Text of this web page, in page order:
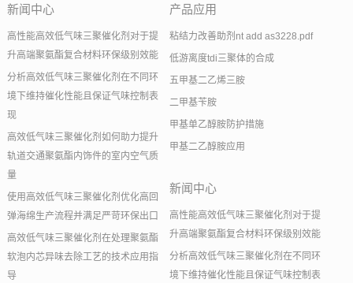
新闻中心
高性能高效低气味三聚催化剂对于提
升高端聚氨酯复合材料环保级别效能
分析高效低气味三聚催化剂在不同环
境下维持催化性能且保证气味控制表
现
高效低气味三聚催化剂如何助力提升
轨道交通聚氨酯内饰件的室内空气质
量
使用高效低气味三聚催化剂优化高回
弹海绵生产流程并满足严苛环保出口
高效低气味三聚催化剂在处理聚氨酯
软泡内芯异味去除工艺的技术应用指
导
产品应用
粘结力改善助剂nt add as3228.pdf
低游离度tdi三聚体的合成
五甲基二乙烯三胺
二甲基苄胺
甲基单乙醇胺防护措施
甲基二乙醇胺应用
新闻中心
高性能高效低气味三聚催化剂对于提
升高端聚氨酯复合材料环保级别效能
分析高效低气味三聚催化剂在不同环
境下维持催化性能且保证气味控制表